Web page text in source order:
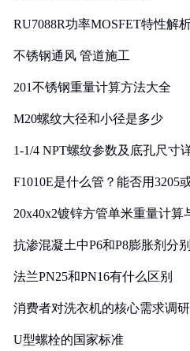
RU7088R功率MOSFET特性解
不锈钢通风 管道施工
201不锈钢重量计算方法大全
M20螺纹大径和小径是多少
1-1/4 NPT螺纹参数及底孔尺寸
F1010E是什么管？能否用3205
20x40x2镀锌方管单米重量计算
抗渗混凝土中P6和P8膨胀剂分
法兰PN25和PN16有什么区别
消费者对洗衣机的核心需求调
U型螺栓的国家标准